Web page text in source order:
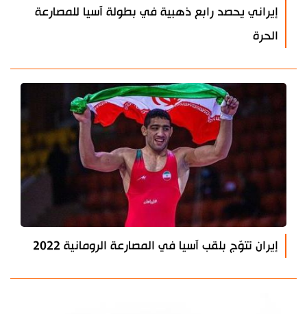
إيراني يحصد رابع ذهبية في بطولة آسيا للمصارعة
الحرة
إيران تتوّج بلقب آسيا في المصارعة الرومانية 2022